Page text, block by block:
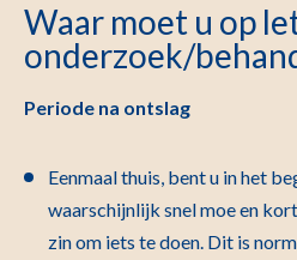
Waar moet u op
onderzoek/
Periode na ontslag
Eenmaal thuis, bent u in het
waarschijnlijk snel moe en
zin om iets te doen. Dit is